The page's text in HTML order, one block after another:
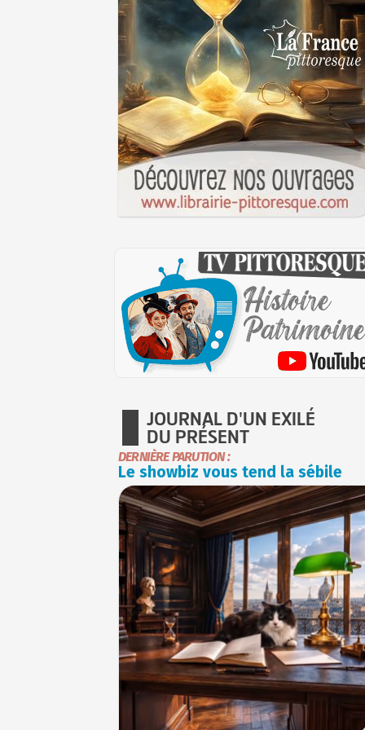
JOURNAL D'UN EXILÉ
DU PRÉSENT
DERNIÈRE PARUTION :
Le showbiz vous tend la sébile